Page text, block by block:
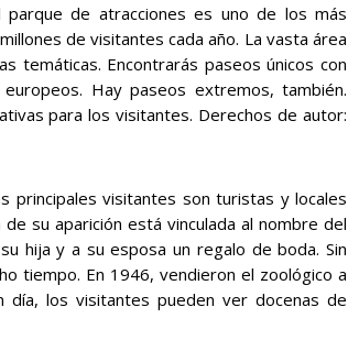
de atracciones es uno de los más
de visitantes cada año. La vasta área
temáticas. Encontrarás paseos únicos con
Hay paseos extremos, también.
para los visitantes. Derechos de autor:
principales visitantes son turistas y locales
su aparición está vinculada al nombre del
hija y a su esposa un regalo de boda. Sin
tiempo. En 1946, vendieron el zoológico a
día, los visitantes pueden ver docenas de